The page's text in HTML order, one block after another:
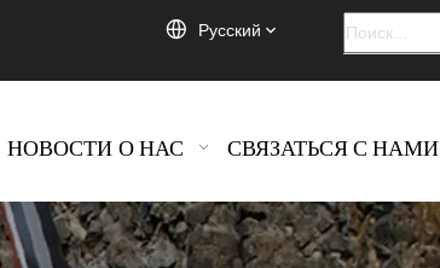
Pусский
НОВОСТИ О НАС СВЯЗАТЬСЯ С НАМИ